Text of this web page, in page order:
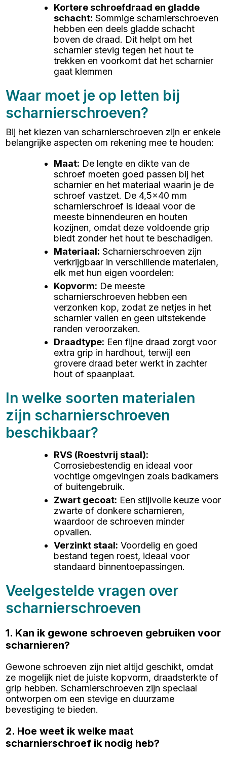
Kortere schroefdraad en gladde
schacht: Sommige scharnierschroeven
hebben een deels gladde schacht
boven de draad. Dit helpt om het
scharnier stevig tegen het hout te
trekken en voorkomt dat het scharnier
gaat klemmen
Waar moet je op letten bij
scharnierschroeven?
Bij het kiezen van scharnierschroeven zijn er enkele
belangrijke aspecten om rekening mee te houden:
Maat: De lengte en dikte van de
schroef moeten goed passen bij het
scharnier en het materiaal waarin je de
schroef vastzet. De 4,5x40 mm
scharnierschroef is ideaal voor de
meeste binnendeuren en houten
kozijnen, omdat deze voldoende grip
biedt zonder het hout te beschadigen.
Materiaal: Scharnierschroeven zijn
verkrijgbaar in verschillende materialen,
elk met hun eigen voordelen:
Kopvorm: De meeste
scharnierschroeven hebben een
verzonken kop, zodat ze netjes in het
scharnier vallen en geen uitstekende
randen veroorzaken.
Draadtype: Een fijne draad zorgt voor
extra grip in hardhout, terwijl een
grovere draad beter werkt in zachter
hout of spaanplaat.
In welke soorten materialen
zijn scharnierschroeven
beschikbaar?
RVS (Roestvrij staal):
Corrosiebestendig en ideaal voor
vochtige omgevingen zoals badkamers
of buitengebruik.
Zwart gecoat: Een stijlvolle keuze voor
zwarte of donkere scharnieren,
waardoor de schroeven minder
opvallen.
Verzinkt staal: Voordelig en goed
bestand tegen roest, ideaal voor
standaard binnentoepassingen.
Veelgestelde vragen over
scharnierschroeven
1. Kan ik gewone schroeven gebruiken voor
scharnieren?
Gewone schroeven zijn niet altijd geschikt, omdat
ze mogelijk niet de juiste kopvorm, draadsterkte of
grip hebben. Scharnierschroeven zijn speciaal
ontworpen om een stevige en duurzame
bevestiging te bieden.
2. Hoe weet ik welke maat
scharnierschroef ik nodig heb?